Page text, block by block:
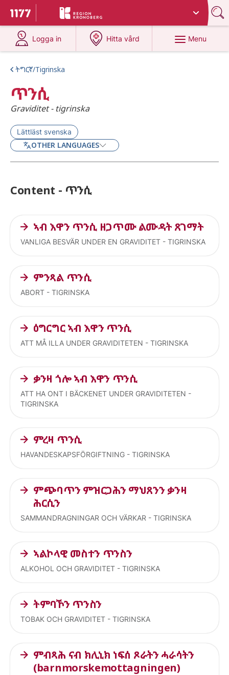
To start page for 1177
Du har valt region
Logga in
at 1177.se
Hitta vård
at 1177.se
Menu
ትግርኛ/Tigrinska
ጥንሲ
Graviditet - tigrinska
Lättläst svenska
OTHER LANGUAGES
Content - ጥንሲ
ኣብ እዋን ጥንሲ ዘጋጥሙ ልሙዳት ጸገማት
VANLIGA BESVÄR UNDER EN GRAVIDITET - TIGRINSKA
ምንጻል ጥንሲ
ABORT - TIGRINSKA
ዕግርግር ኣብ እዋን ጥንሲ
ATT MÅ ILLA UNDER GRAVIDITETEN - TIGRINSKA
ቃንዛ ጎሎ ኣብ እዋን ጥንሲ
ATT HA ONT I BÄCKENET UNDER GRAVIDITETEN -
TIGRINSKA
ምረዛ ጥንሲ
HAVANDESKAPSFÖRGIFTNING - TIGRINSKA
ምጭባጥን ምዝርጋሕን ማህጸንን ቃንዛ
ሕርሲን
SAMMANDRAGNINGAR OCH VÄRKAR - TIGRINSKA
ኣልኮላዊ መስተን ጥንስን
ALKOHOL OCH GRAVIDITET - TIGRINSKA
ትምባኾን ጥንስን
TOBAK OCH GRAVIDITET - TIGRINSKA
ምብጻሕ ናብ ክሊኒክ ነፍሰ ጾራትን ሓራሳትን
(barnmorskemottagningen)